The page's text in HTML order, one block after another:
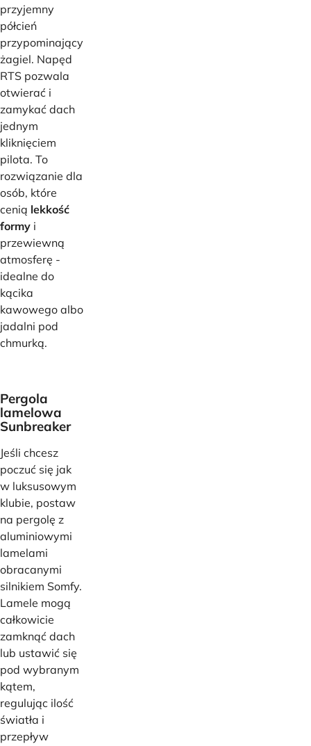
przyjemny
półcień
przypominający
żagiel. Napęd
RTS pozwala
otwierać i
zamykać dach
jednym
kliknięciem
pilota. To
rozwiązanie dla
osób, które
cenią lekkość
formy i
przewiewną
atmosferę -
idealne do
kącika
kawowego albo
jadalni pod
chmurką.
Pergola
lamelowa
Sunbreaker
Jeśli chcesz
poczuć się jak
w luksusowym
klubie, postaw
na pergolę z
aluminiowymi
lamelami
obracanymi
silnikiem Somfy.
Lamele mogą
całkowicie
zamknąć dach
lub ustawić się
pod wybranym
kątem,
regulując ilość
światła i
przepływ